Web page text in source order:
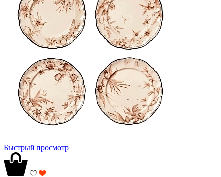
Быстрый просмотр